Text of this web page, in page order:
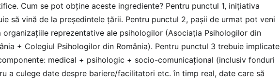
Cum se pot obține aceste ingrediente? Pentru punctul 1, inițiativa
să vină de la președintele țării. Pentru punctul 2, pașii de urmat pot veni
organizațiile reprezentative ale psihologilor (Asociația Psihologilor din
+ Colegiul Psihologilor din România). Pentru punctul 3 trebuie implicate
medical + psihologic + socio-comunicațional (inclusiv fonduri
a culege date despre bariere/facilitatori etc. în timp real, date care să